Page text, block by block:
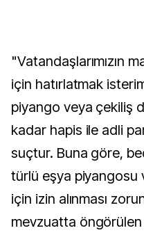
"Vatandaşlarımızın
için hatırlatmak
piyango veya çekiliş
kadar hapis ile adli
suçtur. Buna göre,
türlü eşya piyangosu
için izin alınması
mevzuatta